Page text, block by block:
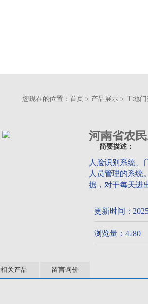
您现在的位置： 首页 > 产品展示 > 工地门
河南省农
简要描述：
人脸识别系统、
人员管理的系统
据，对于每天进
更新时间：
浏览量：4280
相关产品 留言询价